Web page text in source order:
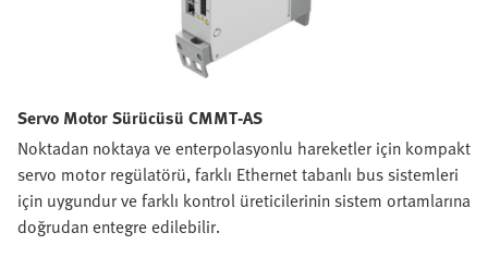
Servo Motor Sürücüsü CMMT-AS
Noktadan noktaya ve enterpolasyonlu hareketler için kompakt
servo motor regülatörü, farklı Ethernet tabanlı bus sistemleri
için uygundur ve farklı kontrol üreticilerinin sistem ortamlarına
doğrudan entegre edilebilir.